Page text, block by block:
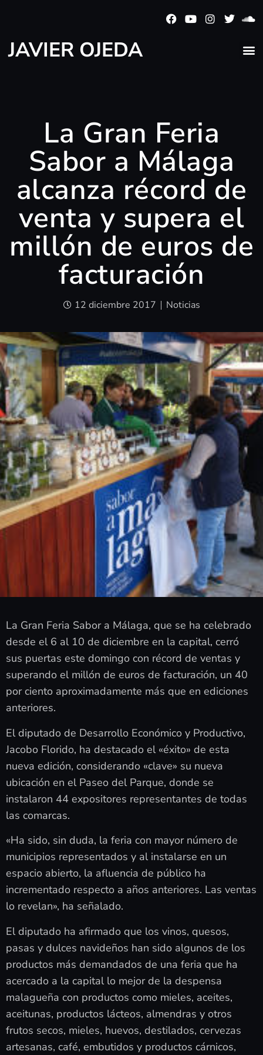
JAVIER OJEDA
La Gran Feria
Sabor a Málaga
alcanza récord de
venta y supera el
millón de euros de
facturación
12 diciembre 2017 Noticias
La Gran Feria Sabor a Málaga, que se ha celebrado
desde el 6 al 10 de diciembre en la capital, cerró
sus puertas este domingo con récord de ventas y
superando el millón de euros de facturación, un 40
por ciento aproximadamente más que en ediciones
anteriores.
El diputado de Desarrollo Económico y Productivo,
Jacobo Florido, ha destacado el «éxito» de esta
nueva edición, considerando «clave» su nueva
ubicación en el Paseo del Parque, donde se
instalaron 44 expositores representantes de todas
las comarcas.
«Ha sido, sin duda, la feria con mayor número de
municipios representados y al instalarse en un
espacio abierto, la afluencia de público ha
incrementado respecto a años anteriores. Las ventas
lo revelan», ha señalado.
El diputado ha afirmado que los vinos, quesos,
pasas y dulces navideños han sido algunos de los
productos más demandados de una feria que ha
acercado a la capital lo mejor de la despensa
malagueña con productos como mieles, aceites,
aceitunas, productos lácteos, almendras y otros
frutos secos, mieles, huevos, destilados, cervezas
artesanas, café, embutidos y productos cárnicos,